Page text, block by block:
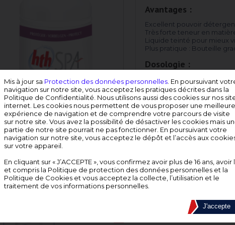
Mis à jour sa Protection des données personnelles . En poursuivant
navigation sur notre site, vous acceptez les pratiques décrites dans la
Politique de Confidentialité. Nous utilisons aussi des cookies sur nos
internet. Les cookies nous permettent de vous proposer une meilleure
expérience de navigation et de comprendre votre parcours de visite
sur notre site. Vous avez la possibilité de désactiver les cookies mais
partie de notre site pourrait ne pas fonctionner. En poursuivant votre
navigation sur notre site, vous acceptez le dépôt et l’accès aux
sur votre appareil.
En cliquant sur « J’ACCEPTE », vous confirmez avoir plus de 16 ans, avoir
et compris la Politique de protection des données personnelles et la
Politique de Cookies et vous acceptez la collecte, l’utilisation et le
traitement de vos informations personnelles.
J'accepte
Avantages :
Excellent pouvoir
Très forte teneur en
Liquide teinté pour mieux
Plus pratique : Bouteille
Dosologie :
1 l pour 10 l d'eau (pour
898237
1 L
Utilisez les produits chimiques de
lisez l’étiquette et les informations